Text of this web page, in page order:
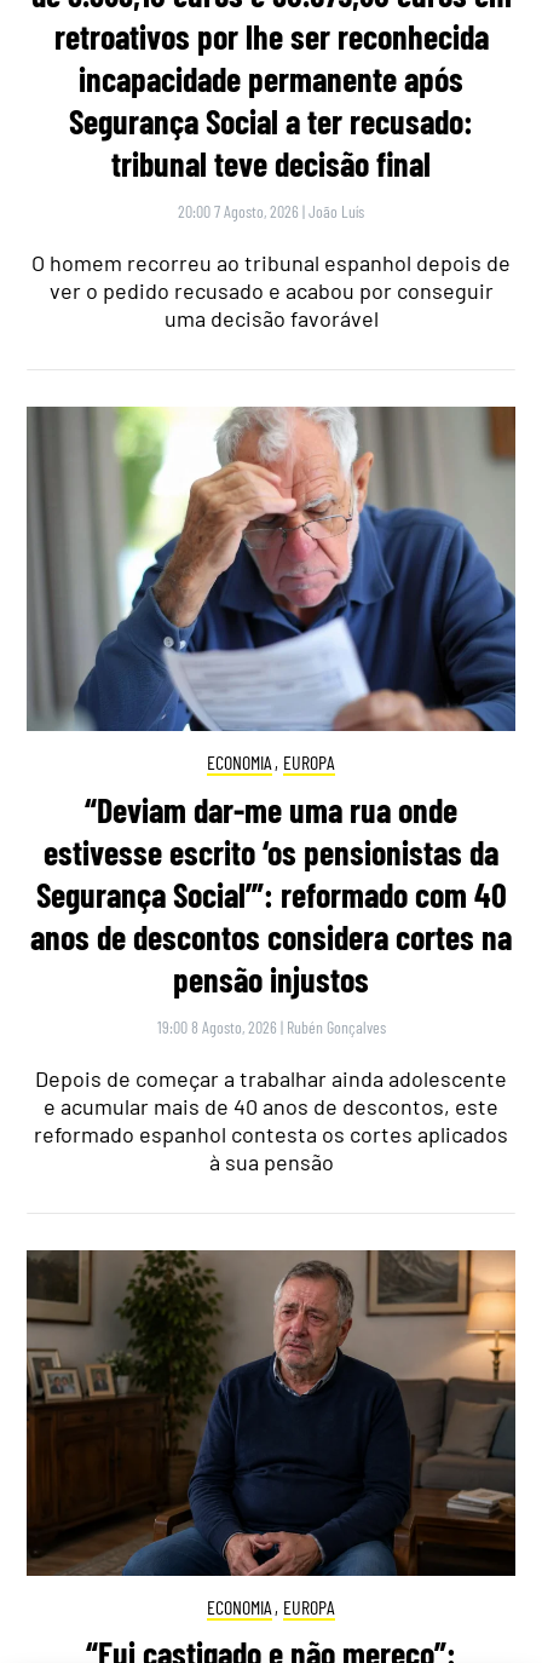
retroativos por lhe ser reconhecida
incapacidade permanente após
Segurança Social a ter recusado:
tribunal teve decisão final
20:00 7 Agosto, 2026 |João Luís
O homem recorreu ao tribunal espanhol depois de
ver o pedido recusado e acabou por conseguir
uma decisão favorável
ECONOMIA , EUROPA
“Deviam dar-me uma rua onde
estivesse escrito ‘os pensionistas da
Segurança Social’”: reformado com 40
anos de descontos considera cortes na
pensão injustos
19:00 8 Agosto, 2026 | Rubén Gonçalves
Depois de começar a trabalhar ainda adolescente
e acumular mais de 40 anos de descontos, este
reformado espanhol contesta os cortes aplicados
à sua pensão
ECONOMIA , EUROPA
“Fui castigado e não mereço”: